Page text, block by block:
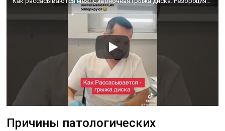
Причины патологических